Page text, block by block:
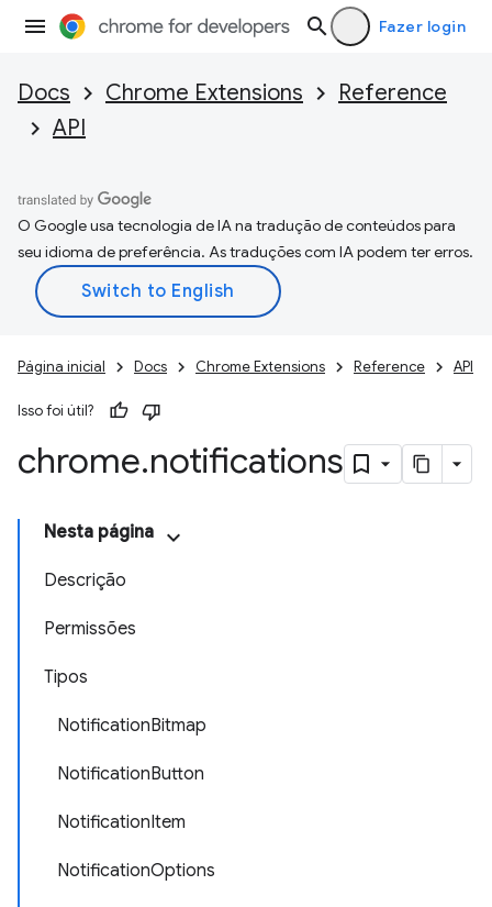
Fazer login
Docs Chrome Extensions
Reference
API
O Google usa tecnologia de IA na tradução de conteúdos para
seu idioma de preferência. As traduções com IA podem ter erros.
Página inicial Docs Chrome Extensions Reference API
Isso foi útil?
chrome.notifications
Nesta página
Descrição
Permissões
Tipos
NotificationBitmap
NotificationButton
NotificationItem
NotificationOptions